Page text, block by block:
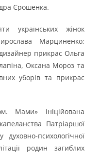
Єрошенка.
українських жінок
Марциненко;
прикрас Ольга
Оксана Мороз та
уборів та прикрас
Мами» ініційована
Патріаршої
психологічної
родин загиблих